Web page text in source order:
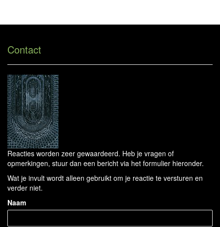
Contact
Reacties worden zeer gewaardeerd. Heb je vragen of
opmerkingen, stuur dan een bericht via het formulier hieronder.
Wat je invult wordt alleen gebruikt om je reactie te versturen en
verder niet.
Naam